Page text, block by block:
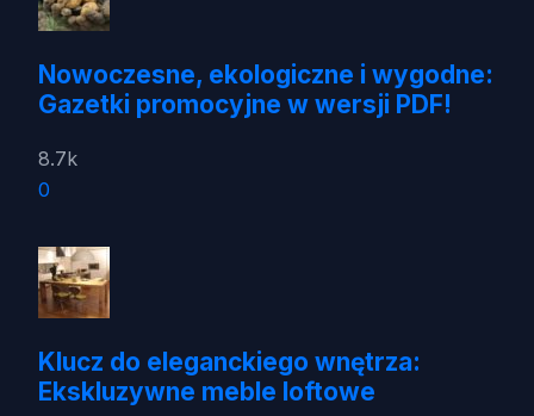
Nowoczesne, ekologiczne i wygodne:
Gazetki promocyjne w wersji PDF!
8.7k
0
Klucz do eleganckiego wnętrza:
Ekskluzywne meble loftowe